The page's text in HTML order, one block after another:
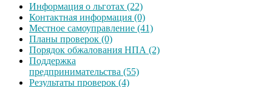
Информация о льготах (22)
Контактная информация (0)
Местное самоуправление (41)
Планы проверок (0)
Порядок обжалования НПА (2)
Поддержка
предпринимательства (55)
Результаты проверок (4)